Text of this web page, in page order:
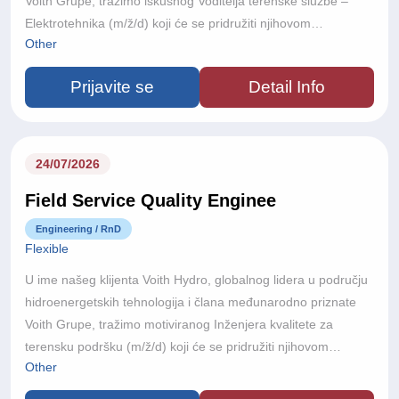
Elektrotehnika (m/ž/d) koji će se pridružiti njihovom
međunarodnom projektnom timu.S više od 150 godina
inženjerske izvrsnosti, poslovanjem u više od 60 zemalja i
približno 22.000 zaposlenika diljem svijeta, Voith razvija
inovativne tehnologije koje pokreću održivu proizvodnju
hidroenergetskih projekata u svijetu.
Other
Prijavite se Detail Info
24/07/2026
Field Service Quality Enginee
Engineering / RnD
Flexible
U ime našeg klijenta Voith Hydro, globalnog lidera u području
hidroenergetskih tehnologija i člana međunarodno priznate
Voith Grupe, tražimo motiviranog Inženjera kvalitete za
terensku podršku (m/ž/d) koji će se pridružiti njihovom
međunarodnom projektnom timu.S više od 150 godina
inženjerske izvrsnosti, poslovanjem u više od 60 zemalja i
Other